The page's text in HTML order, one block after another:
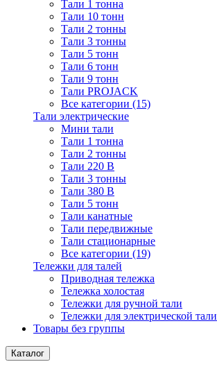
Тали 1 тонна
Тали 10 тонн
Тали 2 тонны
Тали 3 тонны
Тали 5 тонн
Тали 6 тонн
Тали 9 тонн
Тали PROJACK
Все категории (15)
Тали электрические
Мини тали
Тали 1 тонна
Тали 2 тонны
Тали 220 В
Тали 3 тонны
Тали 380 В
Тали 5 тонн
Тали канатные
Тали передвижные
Тали стационарные
Все категории (19)
Тележки для талей
Приводная тележка
Тележка холостая
Тележки для ручной тали
Тележки для электрической тали
Товары без группы
Каталог